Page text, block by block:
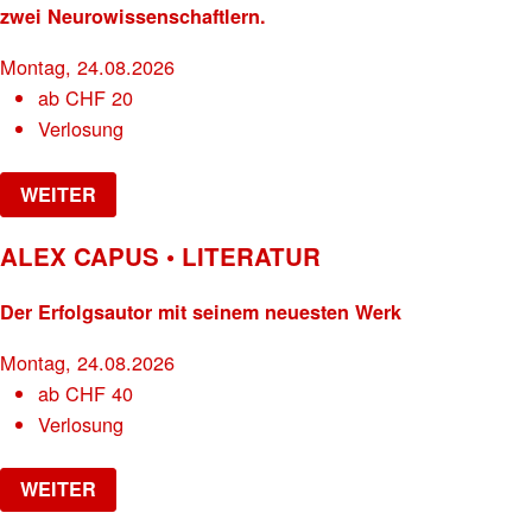
zwei Neurowissenschaftlern.
Montag, 24.08.2026
abCHF 20
Verlosung
WEITER
ALEX CAPUS • LITERATUR
Der Erfolgsautor mit seinem neuesten Werk
Montag, 24.08.2026
abCHF 40
Verlosung
WEITER